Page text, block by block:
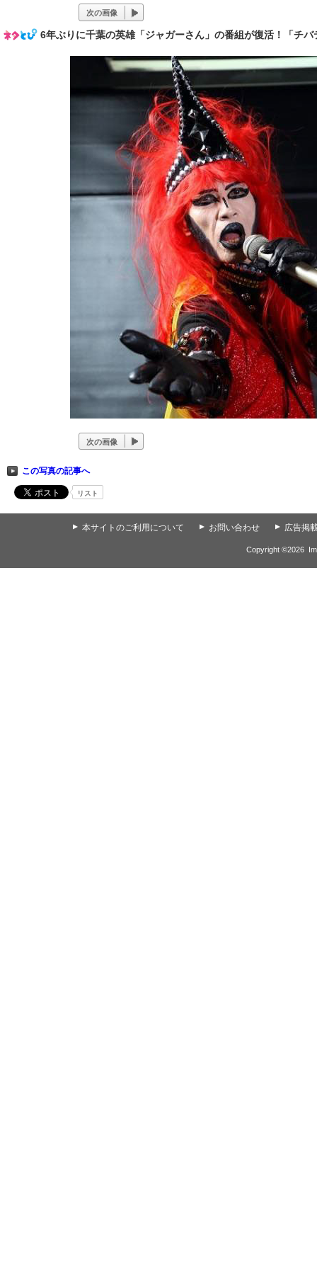
次の画像
6年ぶりに千葉の英雄「ジャガーさん」の番組が復活！「チ
次の画像
この写真の記事へ
リスト
▲ 本サイトのご利用について ▲ お問い合わせ ▲ 広告掲
Copyright ©2026